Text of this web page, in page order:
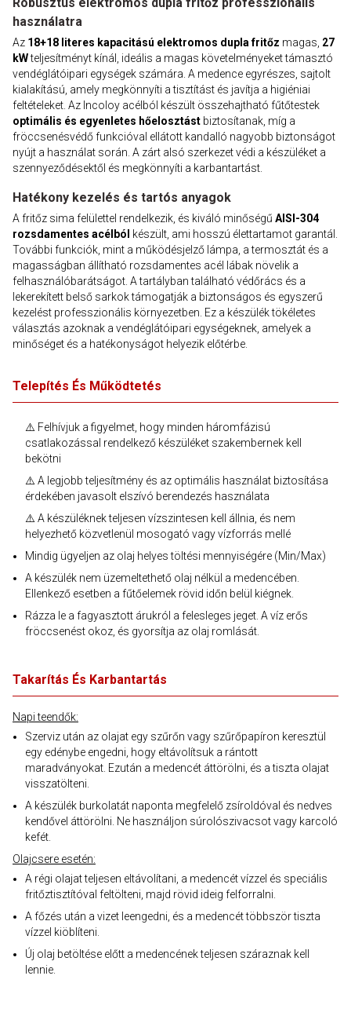
használatra
Az 18+18 literes kapacitású elektromos dupla fritőz magas, 27
kWteljesítményt kínál, ideális a magas követelményeket támasztó
vendéglátóipari egységek számára. A medence egyrészes, sajtolt
kialakítású, amely megkönnyíti a tisztítást és javítja a higiéniai
feltételeket. Az Incoloy acélból készült összehajtható fűtőtestek
optimális és egyenletes hőelosztást biztosítanak, míg a
fröccsenésvédő funkcióval ellátott kandalló nagyobb biztonságot
nyújt a használat során. A zárt alsó szerkezet védi a készüléket a
szennyeződésektől és megkönnyíti a karbantartást.
Hatékony kezelés és tartós anyagok
A fritőz sima felülettel rendelkezik, és kiváló minőségű AISI-304
rozsdamentes acélból készült, ami hosszú élettartamot garantál.
További funkciók, mint a működésjelző lámpa, a termosztát és a
magasságban állítható rozsdamentes acél lábak növelik a
felhasználóbarátságot. A tartályban található védőrács és a
lekerekített belső sarkok támogatják a biztonságos és egyszerű
kezelést professzionális környezetben. Ez a készülék tökéletes
választás azoknak a vendéglátóipari egységeknek, amelyek a
minőséget és a hatékonyságot helyezik előtérbe.
Telepítés És Működtetés
⚠️ Felhívjuk a figyelmet, hogy minden háromfázisú
csatlakozással rendelkező készüléket szakembernek kell
bekötni
⚠️ A legjobb teljesítmény és az optimális használat biztosítása
érdekében javasolt elszívó berendezés használata
⚠️ A készüléknek teljesen vízszintesen kell állnia, és nem
helyezhető közvetlenül mosogató vagy vízforrás mellé
Mindig ügyeljen az olaj helyes töltési mennyiségére (Min/Max)
A készülék nem üzemeltethető olaj nélkül a medencében.
Ellenkező esetben a fűtőelemek rövid időn belül kiégnek.
Rázza le a fagyasztott árukról a felesleges jeget. A víz erős
fröccsenést okoz, és gyorsítja az olaj romlását.
Takarítás És Karbantartás
Napi teendők:
Szerviz után az olajat egy szűrőn vagy szűrőpapíron keresztül
egy edénybe engedni, hogy eltávolítsuk a rántott
maradványokat. Ezután a medencét áttörölni, és a tiszta olajat
visszatölteni.
A készülék burkolatát naponta megfelelő zsíroldóval és nedves
kendővel áttörölni. Ne használjon súrolószivacsot vagy karcoló
kefét.
Olajcsere esetén:
A régi olajat teljesen eltávolítani, a medencét vízzel és speciális
fritőztisztítóval feltölteni, majd rövid ideig felforralni.
A főzés után a vizet leengedni, és a medencét többször tiszta
vízzel kiöblíteni.
Új olaj betöltése előtt a medencének teljesen száraznak kell
lennie.